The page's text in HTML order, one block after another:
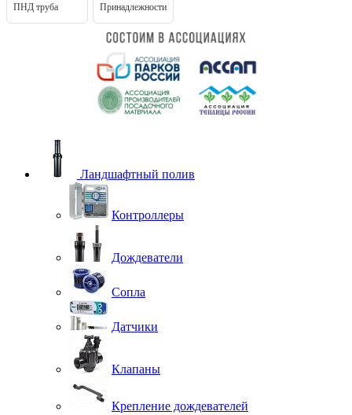
ПНД труба Принадлежности
Ландшафтный полив
Контроллеры
Дождеватели
Сопла
Датчики
Клапаны
Крепление дождевателей